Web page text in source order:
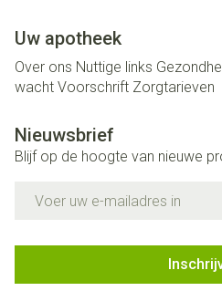
Uw apotheek
Over ons Nuttige links
wacht Voorschrift Zorgtarieven
Nieuwsbrief
Blijf op de hoogte van nieuwe